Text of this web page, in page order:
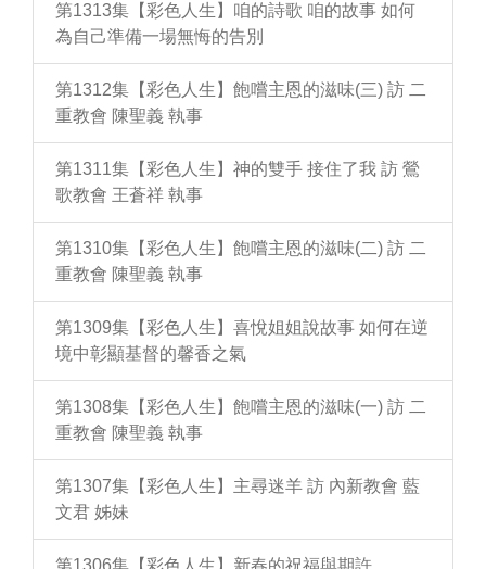
第1313集【彩色人生】咱的詩歌 咱的故事 如何
為自己準備一場無悔的告別
第1312集【彩色人生】飽嚐主恩的滋味(三) 訪 二
重教會 陳聖義 執事
第1311集【彩色人生】神的雙手 接住了我 訪 鶯
歌教會 王蒼祥 執事
第1310集【彩色人生】飽嚐主恩的滋味(二) 訪 二
重教會 陳聖義 執事
第1309集【彩色人生】喜悅姐姐說故事 如何在逆
境中彰顯基督的馨香之氣
第1308集【彩色人生】飽嚐主恩的滋味(一) 訪 二
重教會 陳聖義 執事
第1307集【彩色人生】主尋迷羊 訪 內新教會 藍
文君 姊妹
第1306集【彩色人生】新春的祝福與期許